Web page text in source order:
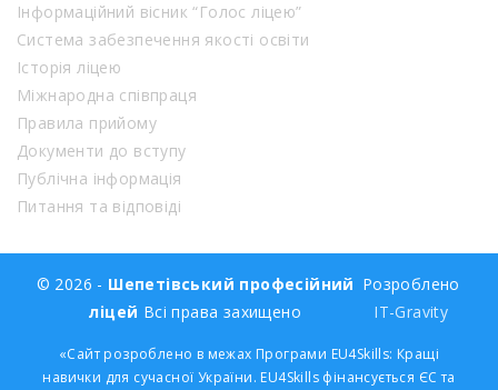
Інформаційний вісник “Голос ліцею”
Система забезпечення якості освіти
Історія ліцею
Міжнародна співпраця
Правила прийому
Документи до вступу
Публічна інформація
Питання та відповіді
© 2026 - Шепетівський професійний
ліцей Всі права захищено
Розроблено
IT-Gravity
«Сайт розроблено в межах Програми EU4Skills: Кращі
навички для сучасної України. EU4Skills фінансується ЄС та